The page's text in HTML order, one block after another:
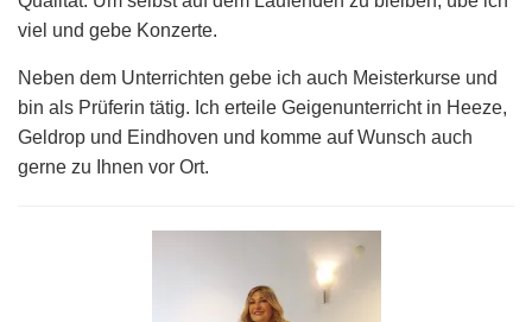
viel und gebe Konzerte.
Neben dem Unterrichten gebe ich auch Meisterkurse und
bin als Prüferin tätig. Ich erteile Geigenunterricht in Heeze,
Geldrop und Eindhoven und komme auf Wunsch auch
gerne zu Ihnen vor Ort.